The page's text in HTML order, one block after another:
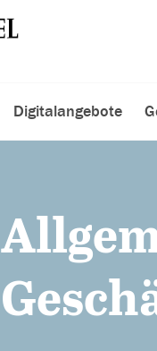
Digitalangebote